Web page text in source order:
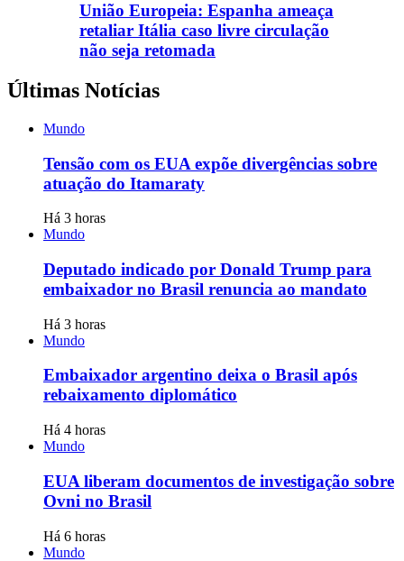
União Europeia: Espanha ameaça
retaliar Itália caso livre circulação
não seja retomada
Últimas Notícias
Mundo
Tensão com os EUA expõe divergências sobre
atuação do Itamaraty
Há 3 horas
Mundo
Deputado indicado por Donald Trump para
embaixador no Brasil renuncia ao mandato
Há 3 horas
Mundo
Embaixador argentino deixa o Brasil após
rebaixamento diplomático
Há 4 horas
Mundo
EUA liberam documentos de investigação sobre
Ovni no Brasil
Há 6 horas
Mundo